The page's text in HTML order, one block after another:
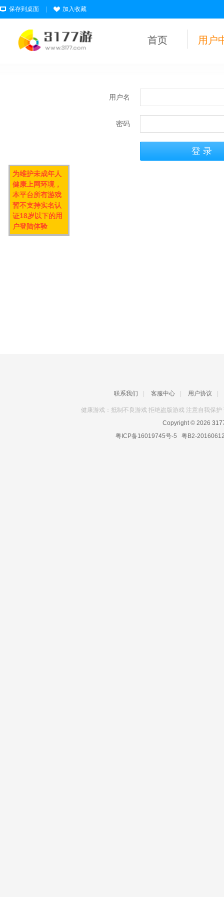
保存到桌面 加入收藏
首页 用户
用户名
密码
联系我们 客服中心 用户协议
健康游戏：抵制不良游戏 拒绝盗版游戏 注意自我保
Copyright © 2026
粤ICP备16019745号-5 粤B2-
为维护未成年人
健康上网环境，
本平台所有游戏
暂不支持实名认
证18岁以下的用
户登陆体验